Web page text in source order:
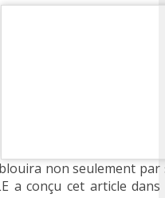
non seulement
a conçu cet article